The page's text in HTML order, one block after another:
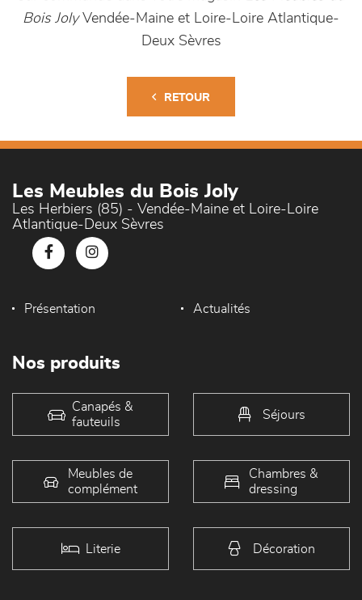
Bois JolyVendée-Maine et Loire-Loire Atlantique-
Deux Sèvres
RETOUR
Les Meubles du Bois Joly
Les Herbiers (85) - Vendée-Maine et Loire-Loire
Atlantique-Deux Sèvres
Présentation Actualités
Nos produits
Canapés &
fauteuils
Séjours
Meubles de
complément
Chambres &
dressing
Literie Décoration